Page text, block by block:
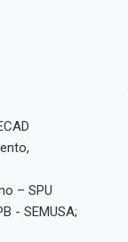
– SPU
- SEMUSA;